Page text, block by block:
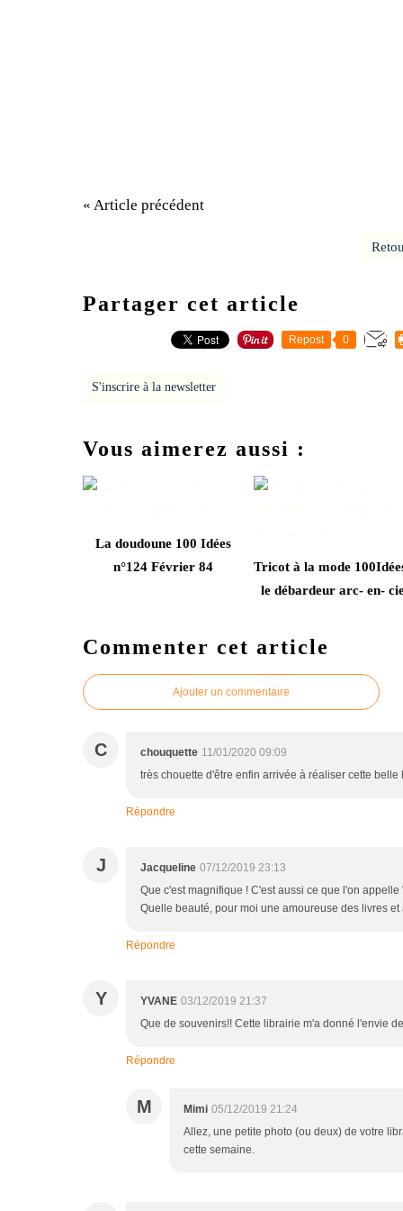
« Article précédent
Partager cet article
Repost 0
S'inscrire à la newsletter
Vous aimerez aussi :
La doudoune 100 Idées
n°124 Février 84
Tricot à la mode
le débardeur arc- en-
Commenter cet article
Ajouter un commentaire
C chouquette 11/01/2020 09:09
très chouette d'être enfin arrivée à réaliser cette belle
Répondre
J Jacqueline 07/12/2019 23:13
Que c'est magnifique ! C'est aussi ce que l'on
Quelle beauté, pour moi une amoureuse des livres
Répondre
Y YVANE 03/12/2019 21:37
Que de souvenirs!! Cette librairie m'a donné l'envie
Répondre
M Mimi 05/12/2019 21:24
Allez, une petite photo (ou deux) de votre
cette semaine.